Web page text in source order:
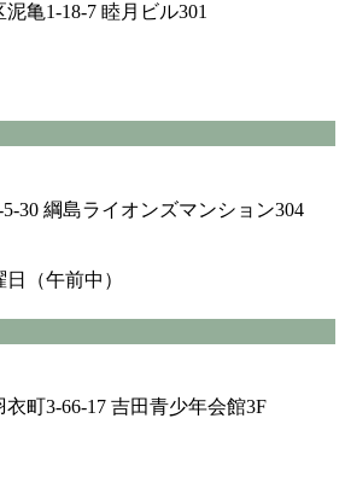
亀1-18-7 睦月ビル301
30 綱島ライオンズマンション304
（午前中）
町3-66-17 吉田青少年会館3F